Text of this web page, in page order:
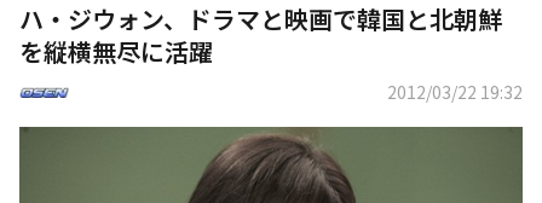
ハ・ジウォン、ドラマと映画で韓国と北朝鮮
を縦横無尽に活躍
2012/03/22 19:32